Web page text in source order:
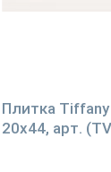
Плитка
20x44, арт.